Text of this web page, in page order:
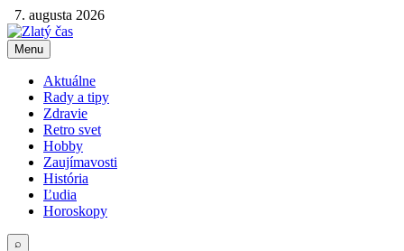
7. augusta 2026
Menu
Aktuálne
Rady a tipy
Zdravie
Retro svet
Hobby
Zaujímavosti
História
Ľudia
Horoskopy
⌕